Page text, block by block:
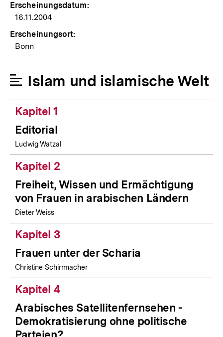
Erscheinungsdatum:
16.11.2004
Erscheinungsort:
Bonn
Islam und islamische Welt
Kapitel 1
Editorial
Ludwig Watzal
Kapitel 2
Freiheit, Wissen und Ermächtigung
von Frauen in arabischen Ländern
Dieter Weiss
Kapitel 3
Frauen unter der Scharia
Christine Schirrmacher
Kapitel 4
Arabisches Satellitenfernsehen -
Demokratisierung ohne politische